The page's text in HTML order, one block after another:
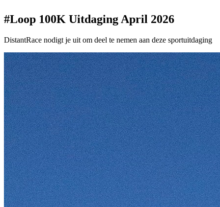
#Loop 100K Uitdaging April 2026
DistantRace nodigt je uit om deel te nemen aan deze sportuitdaging